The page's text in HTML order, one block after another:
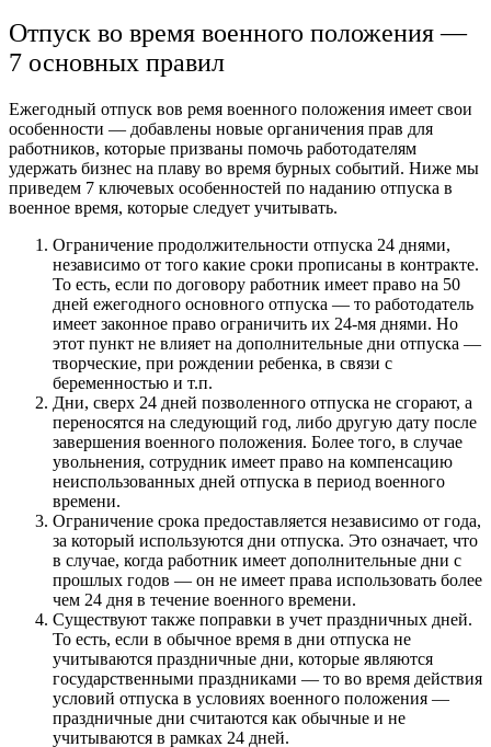
Отпуск во время военного положения —
7 основных правил
Ежегодный отпуск вов ремя военного положения имеет свои
особенности — добавлены новые органичения прав для
работников, которые призваны помочь работодателям
удержать бизнес на плаву во время бурных событий. Ниже мы
приведем 7 ключевых особенностей по наданию отпуска в
военное время, которые следует учитывать.
Ограничение продолжительности отпуска 24 днями,
независимо от того какие сроки прописаны в контракте.
То есть, если по договору работник имеет право на 50
дней ежегодного основного отпуска — то работодатель
имеет законное право ограничить их 24-мя днями. Но
этот пункт не влияет на дополнительные дни отпуска —
творческие, при рождении ребенка, в связи с
беременностью и т.п.
Дни, сверх 24 дней позволенного отпуска не сгорают, а
переносятся на следующий год, либо другую дату после
завершения военного положения. Более того, в случае
увольнения, сотрудник имеет право на компенсацию
неиспользованных дней отпуска в период военного
времени.
Ограничение срока предоставляется независимо от года,
за который используются дни отпуска. Это означает, что
в случае, когда работник имеет дополнительные дни с
прошлых годов — он не имеет права использовать более
чем 24 дня в течение военного времени.
Существуют также поправки в учет праздничных дней.
То есть, если в обычное время в дни отпуска не
учитываются праздничные дни, которые являются
государственными праздниками — то во время действия
условий отпуска в условиях военного положения —
праздничные дни считаются как обычные и не
учитываются в рамках 24 дней.